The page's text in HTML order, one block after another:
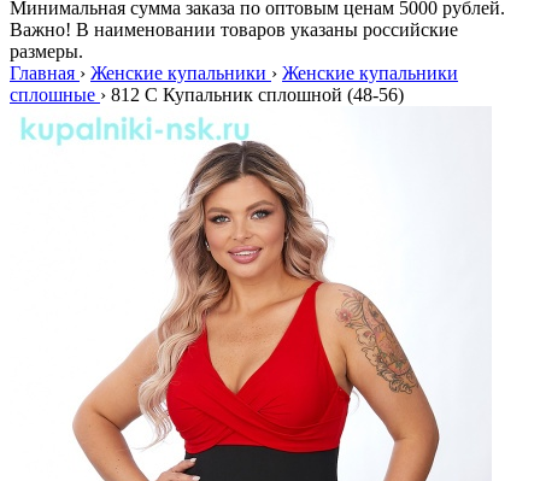
Минимальная сумма заказа по оптовым ценам 5000 рублей.
Важно! В наименовании товаров указаны российские
размеры.
Главная › Женские купальники › Женские купальники
сплошные › 812 C Купальник сплошной (48-56)